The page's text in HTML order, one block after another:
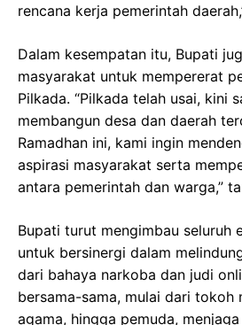
rencana kerja pemerintah
Dalam kesempatan itu, Bupati
masyarakat untuk mempererat
Pilkada. “Pilkada telah usai, kini
membangun desa dan daerah
Ramadhan ini, kami ingin
aspirasi masyarakat serta
antara pemerintah dan warga,”
Bupati turut mengimbau seluruh
untuk bersinergi dalam
dari bahaya narkoba dan judi
bersama-sama, mulai dari tokoh
agama, hingga pemuda,